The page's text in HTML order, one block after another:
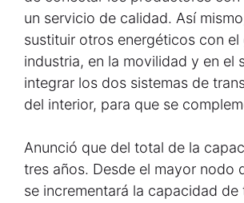
un servicio de calidad. Así
sustituir otros energéticos con
industria, en la movilidad y en el
integrar los dos sistemas de
del interior, para que se
Anunció que del total de la
tres años. Desde el mayor nodo
se incrementará la capacidad